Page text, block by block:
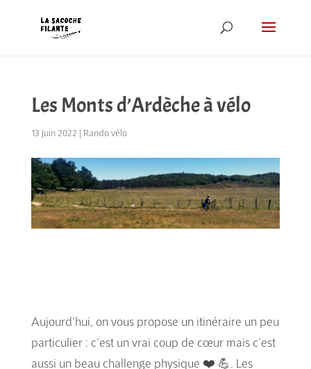
Les Monts d’Ardèche à vélo
13 Juin 2022 | Rando vélo
Aujourd’hui, on vous propose un itinéraire un peu
particulier : c’est un vrai coup de cœur mais c’est
aussi un beau challenge physique ❤️ 💪. Les